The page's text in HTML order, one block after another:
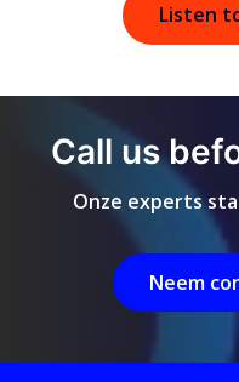
Listen
Call us
Onze experts
Neem